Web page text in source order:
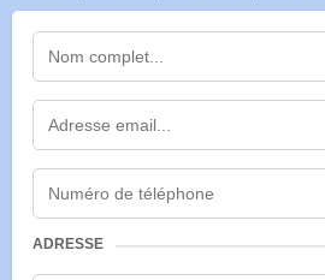
ADRESSE